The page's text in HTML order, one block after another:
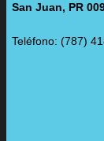
San Juan, PR
Teléfono: (787)